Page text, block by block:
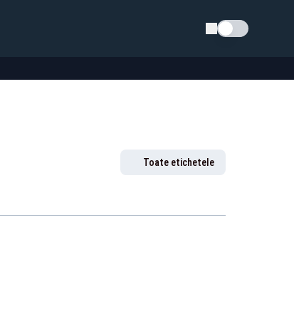
Schimba tema
Toate etichetele